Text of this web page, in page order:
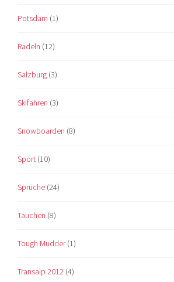
Potsdam (1)
Radeln (12)
Salzburg (3)
Skifahren (3)
Snowboarden (8)
Sport (10)
Sprüche (24)
Tauchen (8)
Tough Mudder(1)
Transalp 2012 (4)